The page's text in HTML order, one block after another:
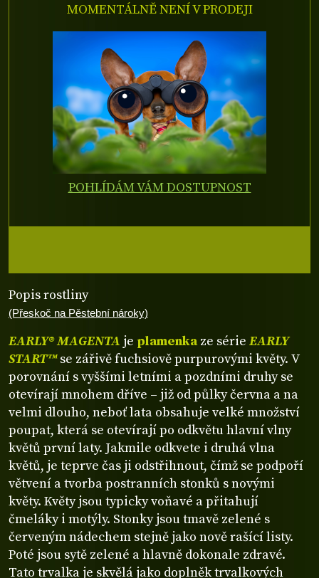
Popis rostliny
(Přeskoč na Pěstební nároky)
EARLY® MAGENTA je plamenka ze série EARLY
START™se zářivě fuchsiově purpurovými květy. V
porovnání s vyššími letními a pozdními druhy se
otevírají mnohem dříve – již od půlky června a na
velmi dlouho, neboť lata obsahuje velké množství
poupat, která se otevírají po odkvětu hlavní vlny
květů první laty. Jakmile odkvete i druhá vlna
květů, je teprve čas ji odstřihnout, čímž se podpoří
větvení a tvorba postranních stonků s novými
květy. Květy jsou typicky voňavé a přitahují
čmeláky i motýly. Stonky jsou tmavě zelené s
červeným nádechem stejně jako nově rašící listy.
Poté jsou sytě zelené a hlavně dokonale zdravé.
Tato trvalka je skvělá jako doplněk trvalkových
MOMENTÁLNĚ NENÍ V PRODEJI
POHLÍDÁM VÁM DOSTUPNOST